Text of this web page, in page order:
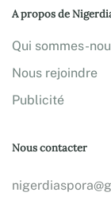
A propos de
Qui sommes-
Nous rejoindre
Publicité
Nous contacter